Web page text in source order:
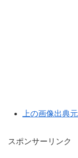
上の画像出典元
スポンサーリンク